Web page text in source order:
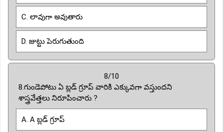
C. లావుగా అవుతారు
D. జుట్టు పెరుగుతుంది
8/10
8.గుండెపోటు ఏ బ్లడ్ గ్రూప్ వారికి ఎక్కువగా వస్తుందని
శాస్త్రవేత్తలు నిరూపించారు ?
A. A బ్లడ్ గ్రూప్